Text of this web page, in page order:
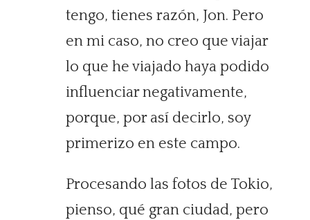
tengo, tienes razón, Jon. Pero
en mi caso, no creo que viajar
lo que he viajado haya podido
influenciar negativamente,
porque, por así decirlo, soy
primerizo en este campo.
Procesando las fotos de Tokio,
pienso, qué gran ciudad, pero